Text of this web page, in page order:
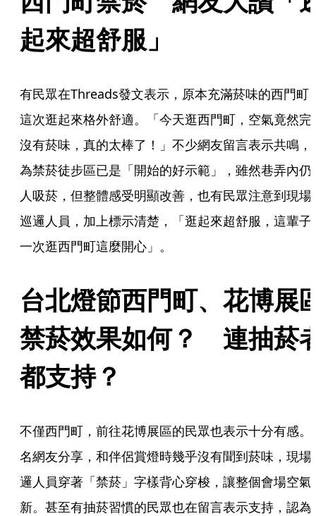
起來超舒服」
有民眾在Threads發文表示，原本充滿菸味的西門町
這次逛起來格外舒適。「今天逛西門町，空氣竟然完
沒有菸味，真的太棒了！」不少網友留言表示共鳴，
為禁菸徒步區已是「開始的好示範」，雖然巷弄內仍
人吸菸，但整體感受明顯改善，也有民眾注意到現場
巡邏人員，加上標示清楚，「逛起來超舒服，這輩子
一次逛西門町這麼開心」。
台北燈節西門町、花博展
禁菸效果如何？　連抽菸
都支持？
不僅西門町，前往花博展區的民眾也表示十分有感。
名網友分享，和伴侶賞燈時幾乎沒有聞到菸味，現場
邏人員穿著「禁菸」字樣背心穿梭，讓整個會場空氣
新。甚至有抽菸習慣的民眾也在留言表示支持，認為